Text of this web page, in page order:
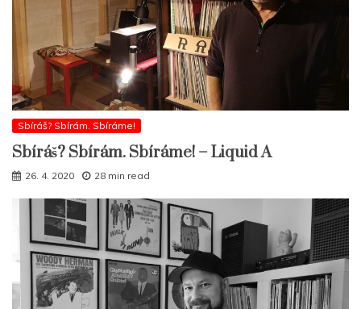
Sbíráš? Sbírám. Sbíráme!
Sbíráš? Sbírám. Sbíráme! – Liquid A
26. 4. 2020 28 min read